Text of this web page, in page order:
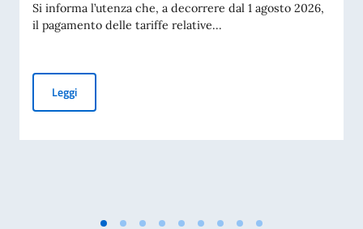
Si informa l’utenza che, a decorrere dal 1 agosto 2026,
il pagamento delle tariffe relative...
LeggiPAGAMENTO DELLE TARIFFE CONSOLARI ALLO